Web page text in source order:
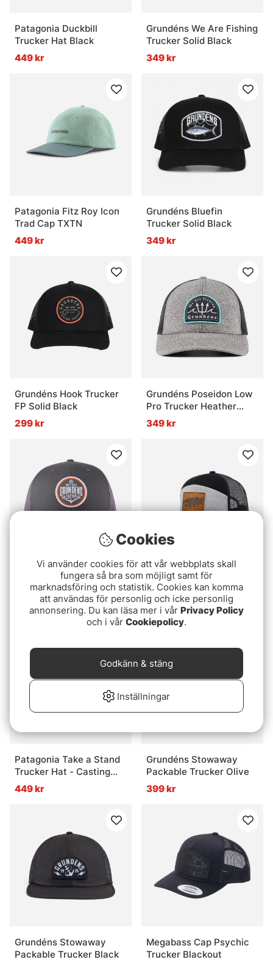
Patagonia Duckbill
Trucker Hat Black
449 kr
Grundéns We Are Fishing
Trucker Solid Black
349 kr
Patagonia Fitz Roy Icon
Trad Cap TXTN
449 kr
Grundéns Bluefin
Trucker Solid Black
349 kr
Grundéns Hook Trucker
FP Solid Black
299 kr
Grundéns Poseidon Low
Pro Trucker Heather
Charcoal
349 kr
Grundéns Logo Anchor
Trucker Charcoal
349 kr
Hurricane Leather Patch
Pike 7-panel Trucker Hat
199 kr
Patagonia Take a Stand
Trucker Hat - Casting
Logo: Forever Grey
449 kr
Grundéns Stowaway
Packable Trucker Olive
399 kr
Grundéns Stowaway
Packable Trucker Black
Megabass Cap Psychic
Trucker Blackout
Cookies
Vi använder cookies för att vår webbplats skall
fungera så bra som möjligt samt för
marknadsföring och statistik. Cookies kan komma
att användas för personlig och icke personlig
annonsering. Du kan läsa mer i vår Privacy Policy
och i vår Cookiepolicy.
Inställningar
Godkänn & stäng